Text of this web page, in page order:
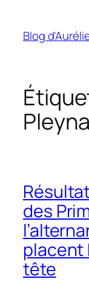
contenu
Blog
des
placent
tête